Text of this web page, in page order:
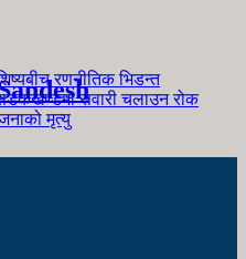
रणनीतिक भिडन्त
सवारी चलाउन रोक
मृत्यु